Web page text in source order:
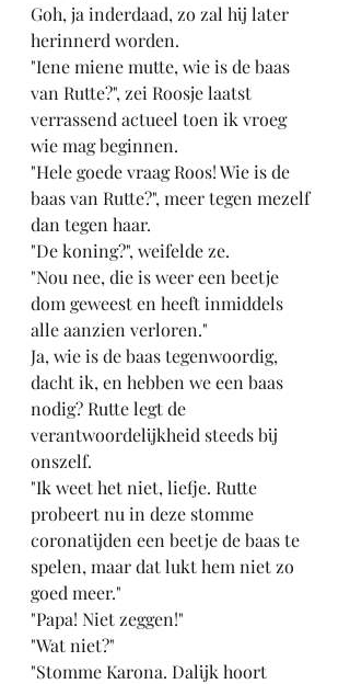
Goh, ja inderdaad, zo zal hij later
herinnerd worden.
"Iene miene mutte, wie is de baas
van Rutte?", zei Roosje laatst
verrassend actueel toen ik vroeg
wie mag beginnen.
"Hele goede vraag Roos! Wie is de
baas van Rutte?", meer tegen mezelf
dan tegen haar.
"De koning?", weifelde ze.
"Nou nee, die is weer een beetje
dom geweest en heeft inmiddels
alle aanzien verloren."
Ja, wie is de baas tegenwoordig,
dacht ik, en hebben we een baas
nodig? Rutte legt de
verantwoordelijkheid steeds bij
onszelf.
"Ik weet het niet, liefje. Rutte
probeert nu in deze stomme
coronatijden een beetje de baas te
spelen, maar dat lukt hem niet zo
goed meer."
"Papa! Niet zeggen!"
"Wat niet?"
"Stomme Karona. Dalijk hoort